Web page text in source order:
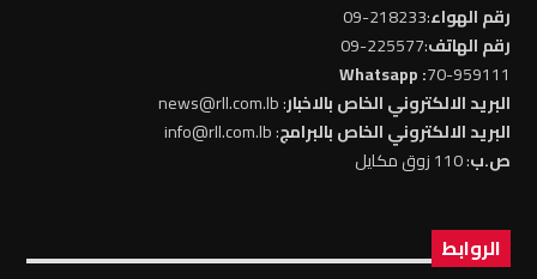
رقم الهواء:218233-09
رقم الهاتف:225577-09
70-959111
: Whatsapp
البريد الالكتروني الخاص بالاخبار: news@rll.com.lb
البريد الالكتروني الخاص بالبرامج: info@rll.com.lb
ص.ب: 110 زوق مكايل
الروابط